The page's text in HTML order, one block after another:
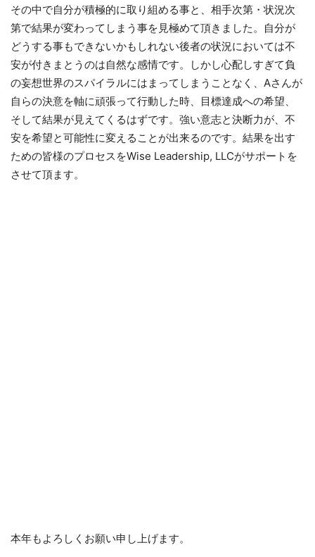
その中で自分が積極的に取り組める事と、相手次第・状況次
第で結果が変わってしまう事を見極めて頂きました。自分が
どうする事もできないかもしれない後者の状況においては不
安が付きまとうのは自然な感情です。しかし心配しすぎて負
の妄想世界のスパイラルにはまってしまうことなく、Aさんが
自らの決意を軸に頑張って行動した時、目標達成への希望、
そして結果が見えてくるはずです。強い意志と決断力が、不
安を希望と可能性に変えることが出来るのです。結果を出す
ための皆様のプロセスをWise Leadership, LLCがサポートを
させて頂ます。
本年もよろしくお願い申し上げます。